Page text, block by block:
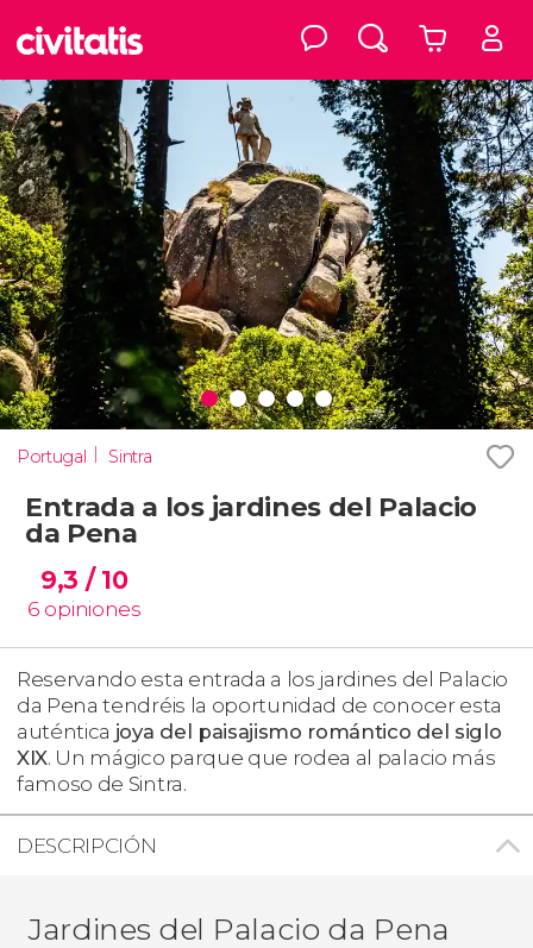
Portugal Sintra
Entrada a los jardines del Palacio
da Pena
9,3 / 10
6 opiniones
Reservando esta entrada a los jardines del Palacio
da Pena tendréis la oportunidad de conocer esta
auténtica joya del paisajismo romántico del siglo
XIX. Un mágico parque que rodea al palacio más
famoso de Sintra.
DESCRIPCIÓN
Jardines del Palacio da Pena